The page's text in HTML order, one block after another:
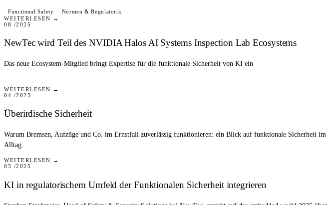
Functional Safety Normen & Regulatorik
WEITERLESEN →
PRESSE
08 /2025
NewTec wird Teil des NVIDIA Halos AI Systems Inspection Lab Ecosystems
Das neue Ecosystem-Mitglied bringt Expertise für die funktionale Sicherheit von KI ein
WEITERLESEN →
04 /2025
Überirdische Sicherheit
Warum Bremsen, Aufzüge und Co. im Ernstfall zuverlässig funktionieren: ein Blick auf funktionale Sicherheit im
Alltag.
WEITERLESEN →
03 /2025
KI in regulatorischem Umfeld der Funktionalen Sicherheit integrieren